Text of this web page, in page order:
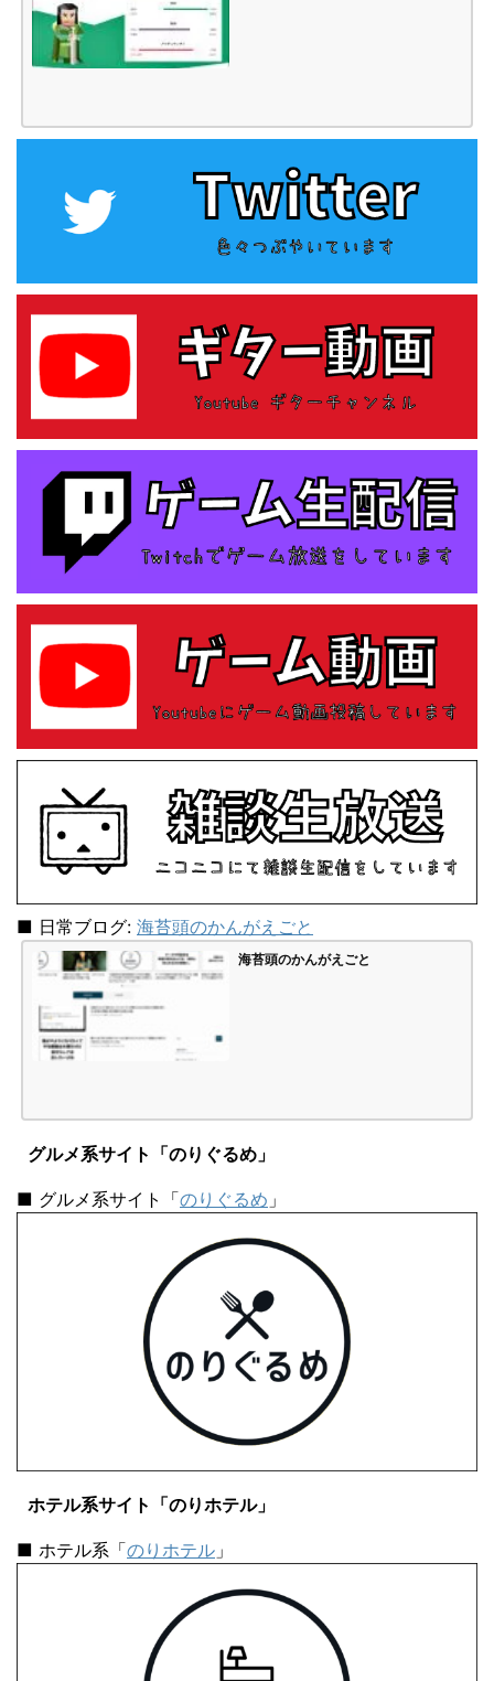
■ 日常ブログ: 海苔頭のかんがえごと
海苔頭のかんがえごと
グルメ系サイト「のりぐるめ」
■ グルメ系サイト「のりぐるめ 」
ホテル系サイト「のりホテル」
■ ホテル系「のりホテル 」